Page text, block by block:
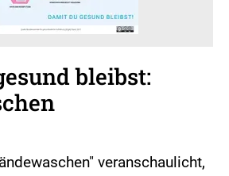
bleibst:
veranschaulicht,